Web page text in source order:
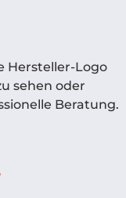
Hersteller-Logo
sehen oder
Beratung.